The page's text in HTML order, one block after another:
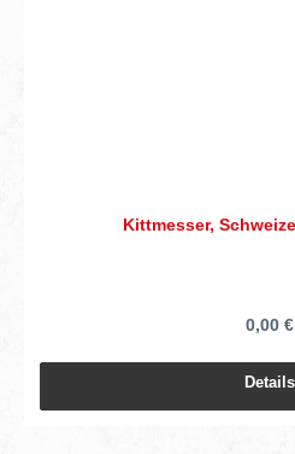
Kittmesser,
0,00 €
Details